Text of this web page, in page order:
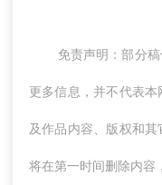
免责声明：部分
更多信息，并不代表
及作品内容、版权和
将在第一时间删除内容